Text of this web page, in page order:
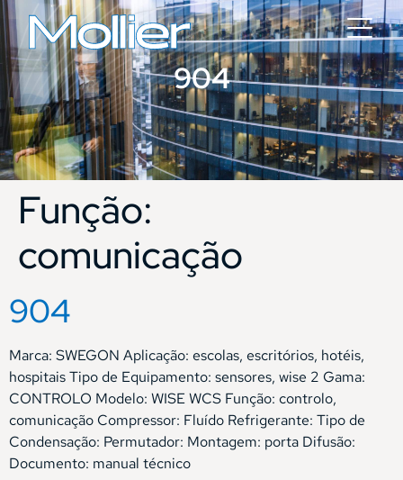
904
Função:
comunicação
904
Marca: SWEGON Aplicação: escolas, escritórios, hotéis,
hospitais Tipo de Equipamento: sensores, wise 2 Gama:
CONTROLO Modelo: WISE WCS Função: controlo,
comunicação Compressor: Fluído Refrigerante: Tipo de
Condensação: Permutador: Montagem: porta Difusão:
Documento: manual técnico